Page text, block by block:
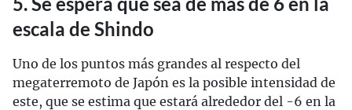
escala de Shindo
Uno de los puntos más grandes al respecto del
megaterremoto de Japón es la posible intensidad de
este, que se estima que estará alrededor del -6 en la